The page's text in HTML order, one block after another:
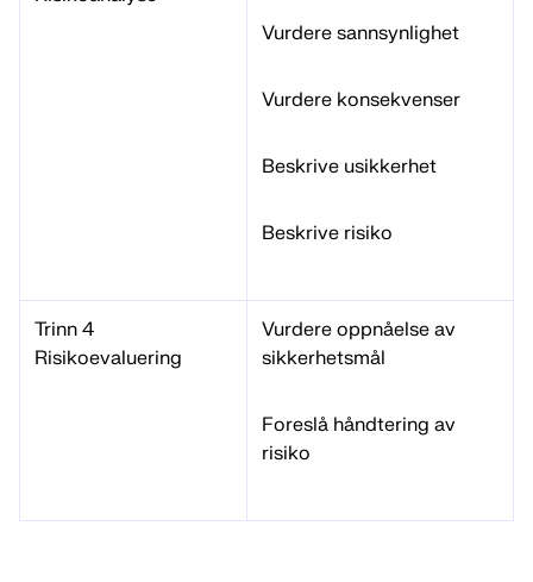
Vurdere sannsynlighet
Vurdere konsekvenser
Beskrive usikkerhet
Beskrive risiko
Trinn 4
Risikoevaluering
Vurdere oppnåelse av
sikkerhetsmål
Foreslå håndtering av
risiko